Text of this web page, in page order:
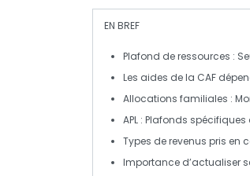
EN BREF
Plafond de ressources :
Les aides de la CAF
Allocations familiales :
APL : Plafonds
Types derevenus pris en
Importance d’actualiser